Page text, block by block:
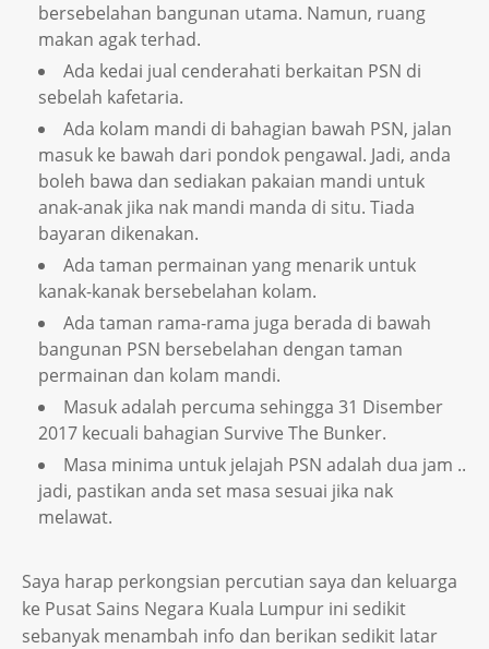
bersebelahan bangunan utama. Namun, ruang
makan agak terhad.
Ada kedai jual cenderahati berkaitan PSN di
sebelah kafetaria.
Ada kolam mandi di bahagian bawah PSN, jalan
masuk ke bawah dari pondok pengawal. Jadi, anda
boleh bawa dan sediakan pakaian mandi untuk
anak-anak jika nak mandi manda di situ. Tiada
bayaran dikenakan.
Ada taman permainan yang menarik untuk
kanak-kanak bersebelahan kolam.
Ada taman rama-rama juga berada di bawah
bangunan PSN bersebelahan dengan taman
permainan dan kolam mandi.
Masuk adalah percuma sehingga 31 Disember
2017 kecuali bahagian Survive The Bunker.
Masa minima untuk jelajah PSN adalah dua jam ..
jadi, pastikan anda set masa sesuai jika nak
melawat.
Saya harap perkongsian percutian saya dan keluarga
ke Pusat Sains Negara Kuala Lumpur ini sedikit
sebanyak menambah info dan berikan sedikit latar